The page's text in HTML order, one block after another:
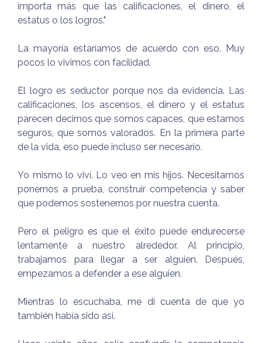
importa más que las calificaciones, el dinero, el
estatus o los logros."
La mayoría estaríamos de acuerdo con eso. Muy
pocos lo vivimos con facilidad.
El logro es seductor porque nos da evidencia. Las
calificaciones, los ascensos, el dinero y el estatus
parecen decirnos que somos capaces, que estamos
seguros, que somos valorados. En la primera parte
de la vida, eso puede incluso ser necesario.
Yo mismo lo viví. Lo veo en mis hijos. Necesitamos
ponernos a prueba, construir competencia y saber
que podemos sostenernos por nuestra cuenta.
Pero el peligro es que el éxito puede endurecerse
lentamente a nuestro alrededor. Al principio,
trabajamos para llegar a ser alguien. Después,
empezamos a defender a ese alguien.
Mientras lo escuchaba, me di cuenta de que yo
también había sido así.